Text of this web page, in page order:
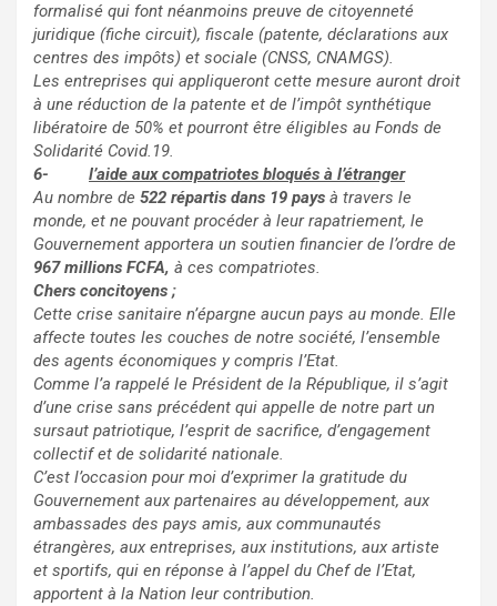
formalisé qui font néanmoins preuve de citoyenneté
juridique (fiche circuit), fiscale (patente, déclarations aux
centres des impôts) et sociale (CNSS, CNAMGS).
Les entreprises qui appliqueront cette mesure auront droit
à une réduction de la patente et de l’impôt synthétique
libératoire de 50% et pourront être éligibles au Fonds de
Solidarité Covid.19.
6-
l’aide aux compatriotes bloqués à l’étranger
Au nombre de 522 répartis dans 19 pays à travers le
monde, et ne pouvant procéder à leur rapatriement, le
Gouvernement apportera un soutien financier de l’ordre de
967 millions FCFA, à ces compatriotes.
Chers concitoyens ;
Cette crise sanitaire n’épargne aucun pays au monde. Elle
affecte toutes les couches de notre société, l’ensemble
des agents économiques y compris l’Etat.
Comme l’a rappelé le Président de la République, il s’agit
d’une crise sans précédent qui appelle de notre part un
sursaut patriotique, l’esprit de sacrifice, d’engagement
collectif et de solidarité nationale.
C’est l’occasion pour moi d’exprimer la gratitude du
Gouvernement aux partenaires au développement, aux
ambassades des pays amis, aux communautés
étrangères, aux entreprises, aux institutions, aux artiste
et sportifs, qui en réponse à l’appel du Chef de l’Etat,
apportent à la Nation leur contribution.